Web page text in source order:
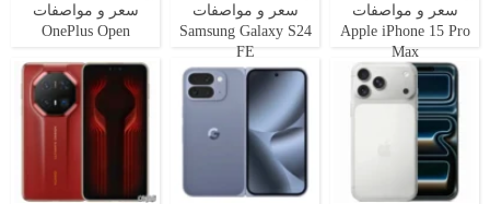
سعر و مواصفات
Apple iPhone 15 Pro
Max
سعر و مواصفات
Samsung Galaxy S24
FE
سعر و مواصفات
OnePlus Open